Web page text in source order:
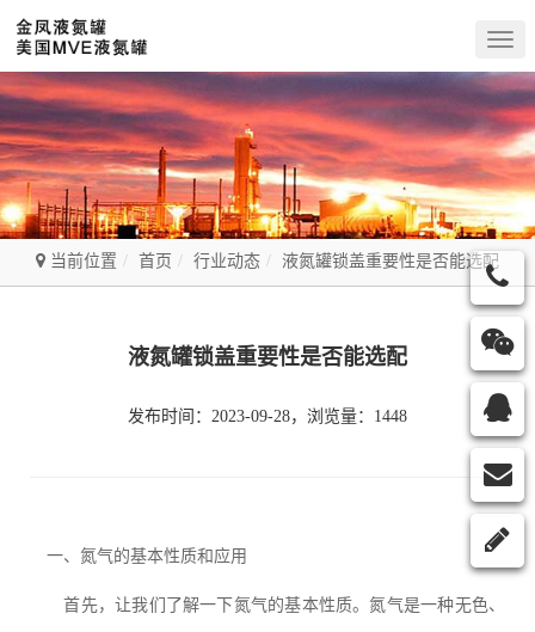
当前位置 首页 行业动态 液氮罐锁盖重要性是否能选配
液氮罐锁盖重要性是否能选配
发布时间：2023-09-28，浏览量：1448
一、氮气的基本性质和应用
首先，让我们了解一下氮气的基本性质。氮气是一种无色、